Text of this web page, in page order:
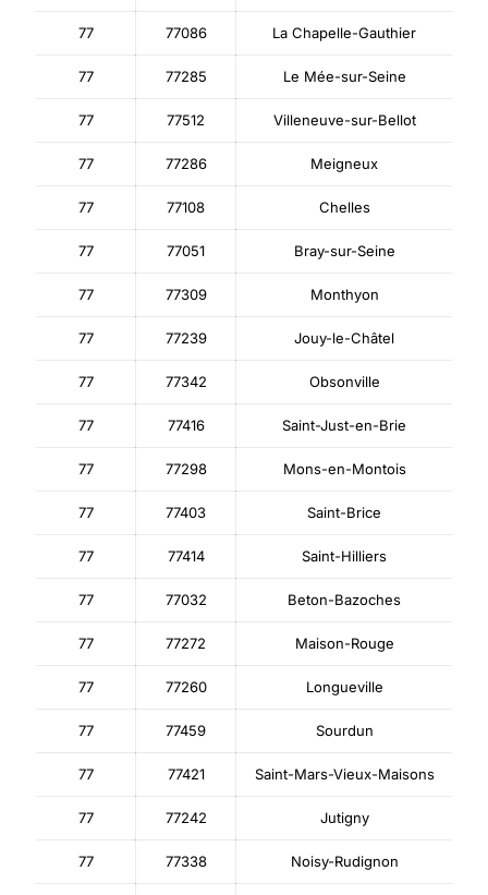
77 77086 La Chapelle-Gauthier
77 77285 Le Mée-sur-Seine
77 77512 Villeneuve-sur-Bellot
77 77286 Meigneux
77 77108 Chelles
77 77051 Bray-sur-Seine
77 77309 Monthyon
77 77239 Jouy-le-Châtel
77 77342 Obsonville
77 77416 Saint-Just-en-Brie
77 77298 Mons-en-Montois
77 77403 Saint-Brice
77 77414 Saint-Hilliers
77 77032 Beton-Bazoches
77 77272 Maison-Rouge
77 77260 Longueville
77 77459 Sourdun
77 77421 Saint-Mars-Vieux-Maisons
77 77242 Jutigny
77 77338 Noisy-Rudignon